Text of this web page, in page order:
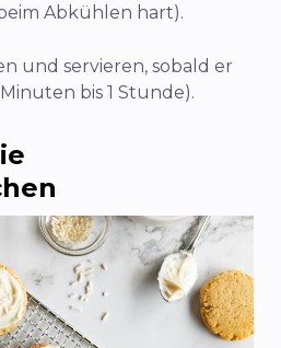
Abkühlen hart).
und servieren, sobald er
bis 1 Stunde).